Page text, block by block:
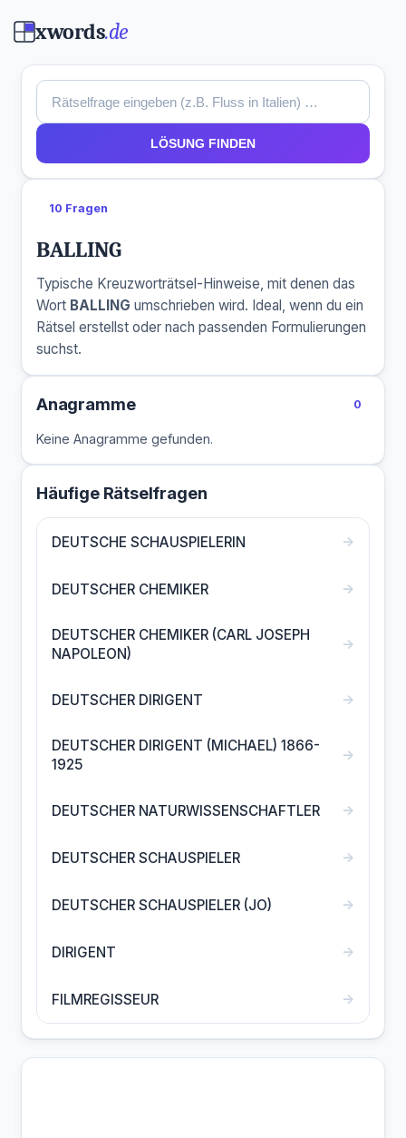
xwords.de
LÖSUNG FINDEN
10 Fragen
BALLING
Typische Kreuzworträtsel-Hinweise, mit denen das
Wort BALLING umschrieben wird. Ideal, wenn du ein
Rätsel erstellst oder nach passenden Formulierungen
suchst.
Anagramme 0
Keine Anagramme gefunden.
Häufige Rätselfragen
DEUTSCHE SCHAUSPIELERIN →
DEUTSCHER CHEMIKER →
DEUTSCHER CHEMIKER (CARL JOSEPH
NAPOLEON)
→
DEUTSCHER DIRIGENT →
DEUTSCHER DIRIGENT (MICHAEL) 1866-
1925
→
DEUTSCHER NATURWISSENSCHAFTLER →
DEUTSCHER SCHAUSPIELER →
DEUTSCHER SCHAUSPIELER (JO) →
DIRIGENT →
FILMREGISSEUR →